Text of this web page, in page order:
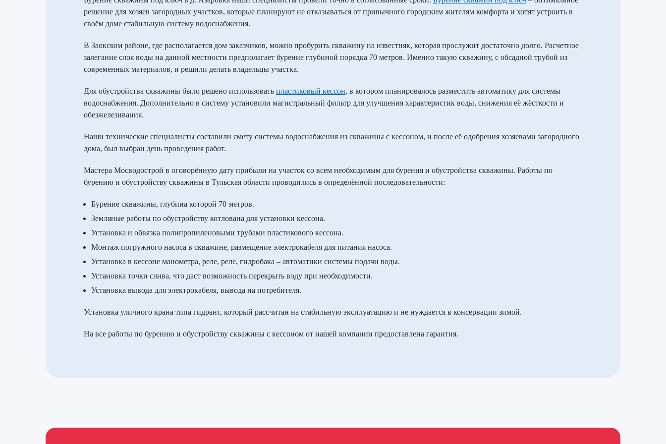
решение для хозяев загородных участков, которые планируют не отказываться от привычного городским жителям комфорта и хотят устроить в
своём доме стабильную систему водоснабжения.
В Заокском районе, где располагается дом заказчиков, можно пробурить скважину на известняк, которая прослужит достаточно долго. Расчетное
залегание слоя воды на данной местности предполагает бурение глубиной порядка 70 метров. Именно такую скважину, с обсадной трубой из
современных материалов, и решили делать владельцы участка.
Для обустройства скважины было решено использовать пластиковый кессон, в котором планировалось разместить автоматику для системы
водоснабжения. Дополнительно в систему установили магистральный фильтр для улучшения характеристик воды, снижения её жёсткости и
обезжелезивания.
Наши технические специалисты составили смету системы водоснабжения из скважины с кессоном, и после её одобрения хозяевами загородного
дома, был выбран день проведения работ.
Мастера Мосводострой в оговорённую дату прибыли на участок со всем необходимым для бурения и обустройства скважины. Работы по
бурению и обустройству скважины в Тульская области проводились в определённой последовательности:
Бурение скважины, глубина которой 70 метров.
Земляные работы по обустройству котлована для установки кессона.
Установка и обвязка полипропиленовыми трубами пластикового кессона.
Монтаж погружного насоса в скважине, размещение электрокабеля для питания насоса.
Установка в кессоне манометра, реле, реле, гидробака – автоматики системы подачи воды.
Установка точки слива, что даст возможность перекрыть воду при необходимости.
Установка вывода для электрокабеля, вывода на потребителя.
Установка уличного крана типа гидрант, который рассчитан на стабильную эксплуатацию и не нуждается в консервации зимой.
На все работы по бурению и обустройству скважины с кессоном от нашей компании предоставлена гарантия.